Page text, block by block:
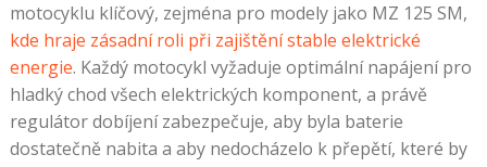
motocyklu klíčový, zejména pro modely jako MZ 125 SM,
kde hraje zásadní roli při zajištění stable elektrické
energie. Každý motocykl vyžaduje optimální napájení pro
hladký chod všech elektrických komponent, a právě
regulátor dobíjení zabezpečuje, aby byla baterie
dostatečně nabita a aby nedocházelo k přepětí, které by